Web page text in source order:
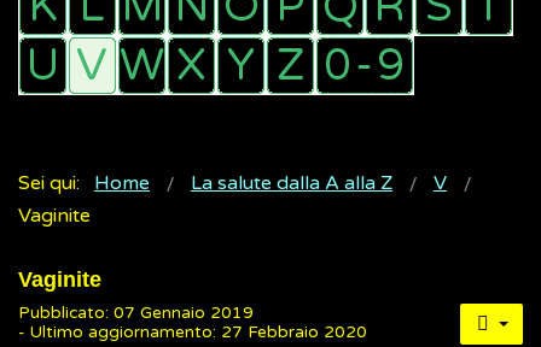
Sei qui: Home La salute dalla A alla Z
V
Vaginite
Vaginite
Pubblicato: 07 Gennaio 2019
- Ultimo aggiornamento: 27 Febbraio 2020